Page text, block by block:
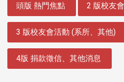
頭版 熱門焦點 2 版校友
3 版校友會活動 (系所、其他)
4版 捐款徵信、其他消息